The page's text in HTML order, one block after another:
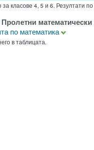
класове 4, 5 и 6. Резултати
Пролетни
по математика
в таблицата.